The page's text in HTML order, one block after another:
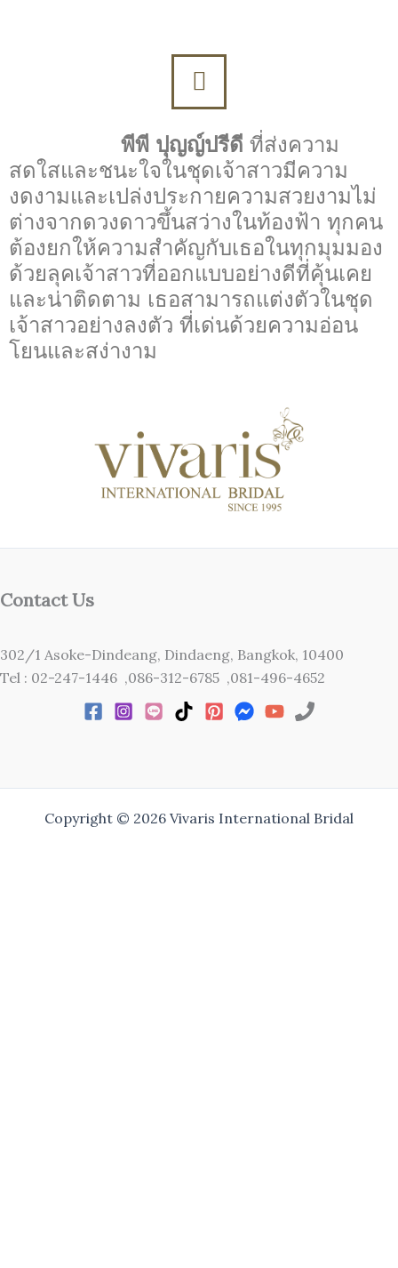
พีพี ปุญญ์ปรีดี ที่ส่งความ
สดใสและชนะใจในชุดเจ้าสาวมีความ
งดงามและเปล่งประกายความสวยงามไม่
ต่างจากดวงดาวขึ้นสว่างในท้องฟ้า ทุกคน
ต้องยกให้ความสำคัญกับเธอในทุกมุมมอง
ด้วยลุคเจ้าสาวที่ออกแบบอย่างดีที่คุ้นเคย
และน่าติดตาม เธอสามารถแต่งตัวในชุด
เจ้าสาวอย่างลงตัว ที่เด่นด้วยความอ่อน
โยนและสง่างาม
Contact Us
302/1 Asoke-Dindeang, Dindaeng, Bangkok, 10400
Tel : 02-247-1446 ,086-312-6785 ,081-496-4652
Copyright © 2026 Vivaris International Bridal